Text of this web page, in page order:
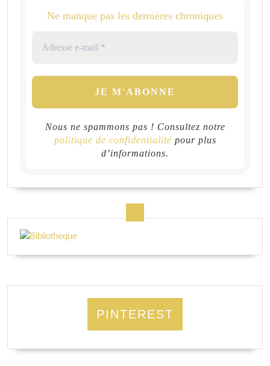
Ne manque pas les dernières chroniques
Nous ne spammons pas ! Consultez notre
politique de confidentialitépour plus
d’informations.
PINTEREST